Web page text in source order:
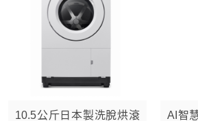
10.5公斤日本製洗脫烘滾
AI智